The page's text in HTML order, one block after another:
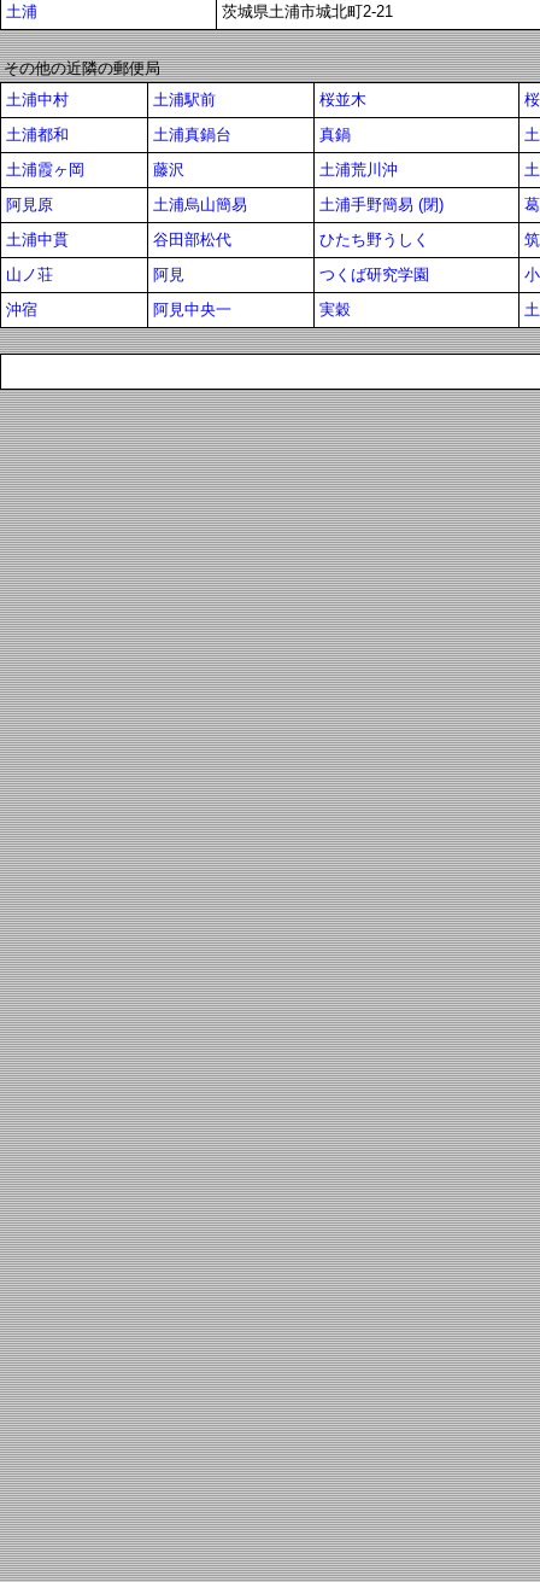
土浦
茨城県土浦市城北町2-21
その他の近隣の郵便局
土浦中村
土浦駅前 桜並木
桜
土浦都和
土浦真鍋台 真鍋
土浦霞ヶ岡
藤沢 土浦荒川沖
阿見原
土浦烏山簡易 土浦手野簡易 (閉)
土浦中貫
谷田部松代 ひたち野うしく
山ノ荘
阿見 つくば研究学園
沖宿
阿見中央一 実穀